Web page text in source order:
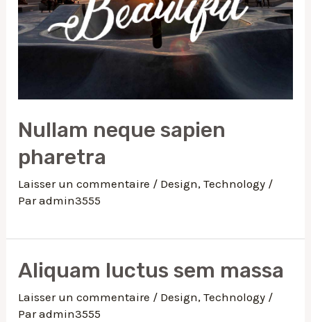
Nullam neque sapien
pharetra
Laisser un commentaire / Design,Technology /
Paradmin3555
Aliquam luctus sem massa
Laisser un commentaire / Design,Technology /
Paradmin3555